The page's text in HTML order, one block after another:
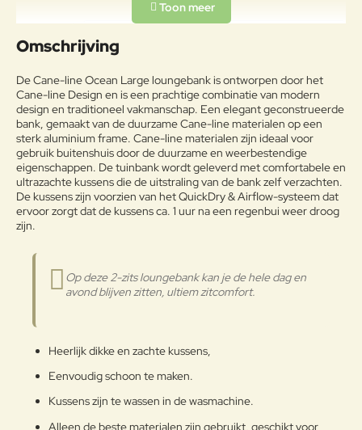
Uw naam:
g:
Note:HTML-code wordt niet vertaald!
Waardering:
Waarderin
g:
Slecht Goed
Verder
Omschrijving
De Cane-line Ocean Large loungebank is ontworpen door het
Cane-line Design en is een prachtige combinatie van modern
design en traditioneel vakmanschap. Een elegant geconstrueerde
bank, gemaakt van de duurzame Cane-line materialen op een
sterk aluminium frame. Cane-line materialen zijn ideaal voor
gebruik buitenshuis door de duurzame en weerbestendige
eigenschappen. De tuinbank wordt geleverd met comfortabele en
ultrazachte kussens die de uitstraling van de bank zelf verzachten.
De kussens zijn voorzien van het QuickDry & Airflow-systeem dat
ervoor zorgt dat de kussens ca. 1 uur na een regenbui weer droog
zijn.
Op deze 2-zits loungebank kan je de hele dag en
avond blijven zitten, ultiem zitcomfort.
Heerlijk dikke en zachte kussens,
Eenvoudig schoon te maken.
Kussens zijn te wassen in de wasmachine.
Alleen de beste materialen zijn gebruikt, geschikt voor